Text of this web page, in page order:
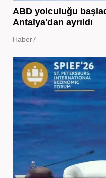
ABD yolculuğu
Antalya'dan ayrıldı
Haber7